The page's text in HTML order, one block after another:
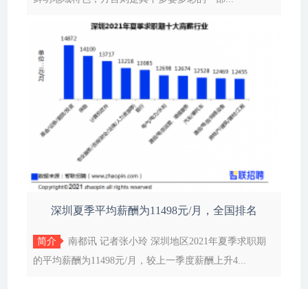
深圳夏季平均薪酬为11498元/月，全国排名
简介
南都讯 记者张小玲 深圳地区2021年夏季求职期
的平均薪酬为11498元/月，较上一季度薪酬上升4...